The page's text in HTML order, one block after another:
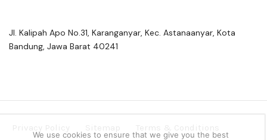
Jl. Kalipah Apo No.31, Karanganyar, Kec. Astanaanyar, Kota
Bandung, Jawa Barat 40241
We use cookies to ensure that we give you the best